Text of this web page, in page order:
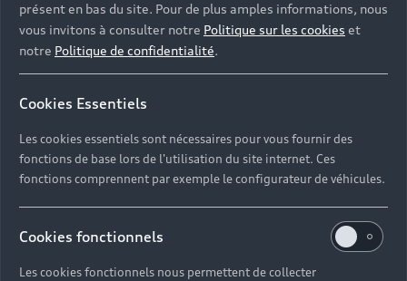
présent en bas du site. Pour de plus amples informations, nous
vous invitons à consulter notre Politique sur les cookies et
notre Politique de confidentialité.
Cookies Essentiels
Les cookies essentiels sont nécessaires pour vous fournir des
fonctions de base lors de l'utilisation du site internet. Ces
fonctions comprennent par exemple le configurateur de véhicules.
Cookies fonctionnels
Les cookies fonctionnels nous permettent de collecter